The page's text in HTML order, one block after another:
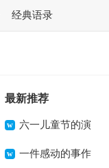
经典语录
最新推荐
六一儿童节的演
讲稿一件感动的事作